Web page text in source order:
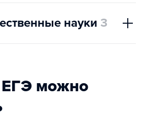
науки 3
можно